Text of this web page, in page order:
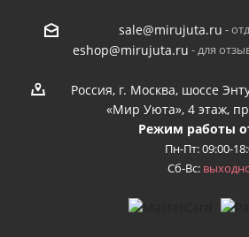
sale@mirujuta.ru -
eshop@mirujuta.ru - для
Россия, г. Москва, шоссе
«Мир Уюта», 4 этаж,
Режим работы
Пн-Пт: 09:00-
Сб-Вс: